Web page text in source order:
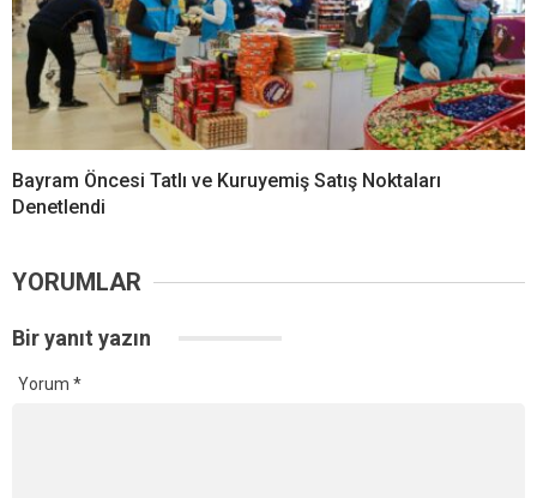
Bayram Öncesi Tatlı ve Kuruyemiş Satış Noktaları
Denetlendi
YORUMLAR
Bir yanıt yazın
Yorum *